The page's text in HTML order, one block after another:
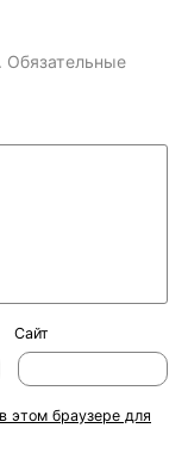
Обязательные
Сайт
этом браузере для